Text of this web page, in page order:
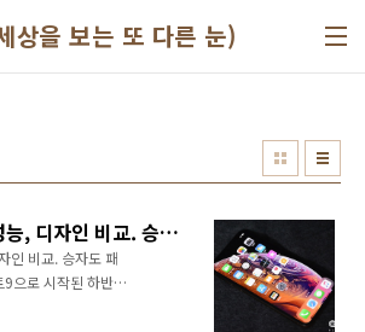
상을 보는 또 다른 눈)
아이폰XS와 V40 성능, 디자인 비교. 승자도 패자도 없는 비교
인 비교. 승자도 패
으로 시작된 하반기
이어 아이폰XS로